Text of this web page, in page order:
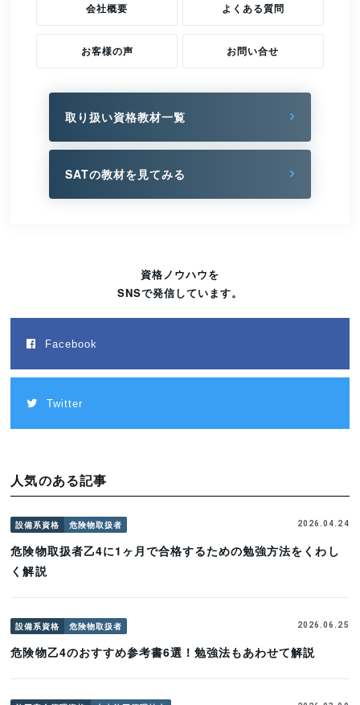
会社概要 よくある質問
お客様の声 お問い合せ
取り扱い資格教材一覧
SATの教材を見てみる
資格ノウハウを
SNSで発信しています。
Facebook
Twitter
人気のある記事
設備系資格 危険物取扱者 2026.04.24
危険物取扱者乙4に1ヶ月で合格するための勉強方法をくわし
く解説
設備系資格 危険物取扱者 2026.06.25
危険物乙4のおすすめ参考書6選！勉強法もあわせて解説